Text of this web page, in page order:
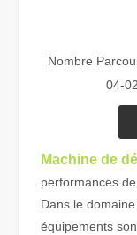
Guide 2026 :
Nombre
04-
Machine de
performances
Dans le
équipements